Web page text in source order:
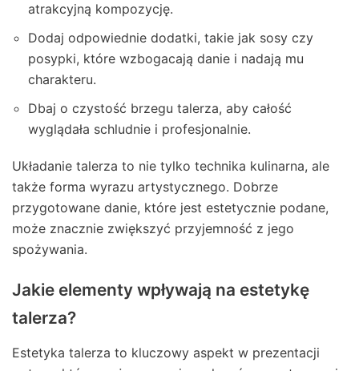
atrakcyjną kompozycję.
Dodaj odpowiednie dodatki, takie jak sosy czy
posypki, które wzbogacają danie i nadają mu
charakteru.
Dbaj o czystość brzegu talerza, aby całość
wyglądała schludnie i profesjonalnie.
Układanie talerza to nie tylko technika kulinarna, ale
także forma wyrazu artystycznego. Dobrze
przygotowane danie, które jest estetycznie podane,
może znacznie zwiększyć przyjemność z jego
spożywania.
Jakie elementy wpływają na estetykę
talerza?
Estetyka talerza to kluczowy aspekt w prezentacji